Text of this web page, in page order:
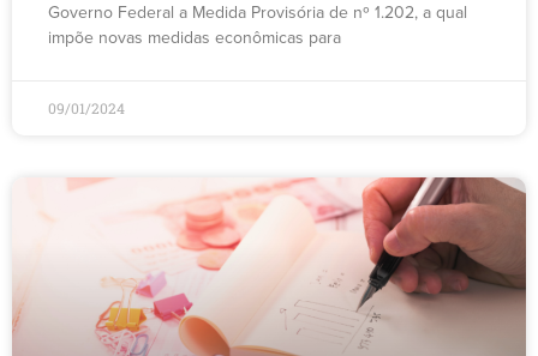
Governo Federal a Medida Provisória de nº 1.202, a qual
impõe novas medidas econômicas para
09/01/2024